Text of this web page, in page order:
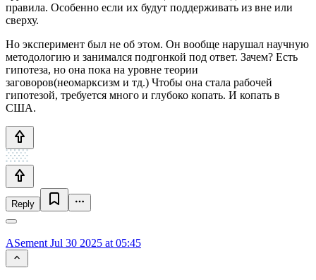
правила. Особенно если их будут поддерживать из вне или
сверху.
Но эксперимент был не об этом. Он вообще нарушал научную
методологию и занимался подгонкой под ответ. Зачем? Есть
гипотеза, но она пока на уровне теории
заговоров(неомарксизм и тд.) Чтобы она стала рабочей
гипотезой, требуется много и глубоко копать. И копать в
США.
Reply
ASement Jul 30 2025 at 05:45